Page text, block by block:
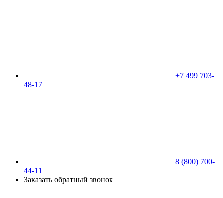
+7 499 703-
48-17
8 (800) 700-
44-11
Заказать обратный звонок